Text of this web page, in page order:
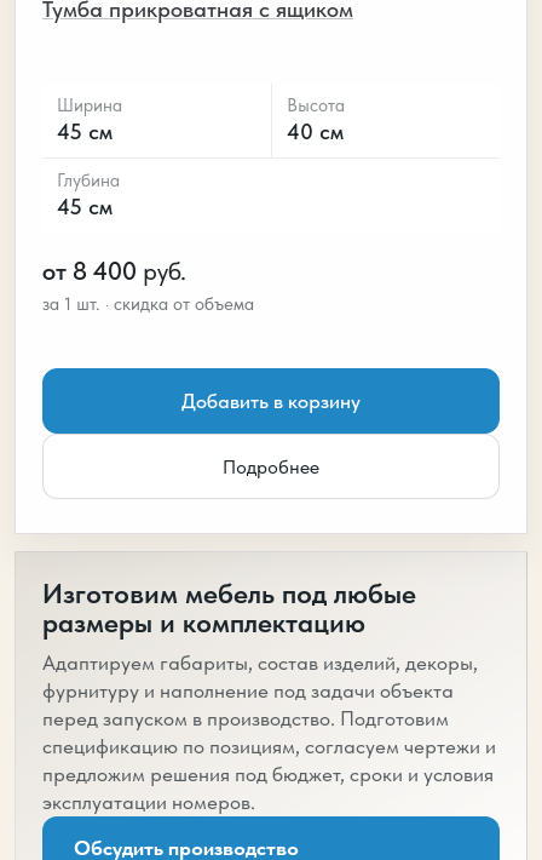
Тумба прикроватная с ящиком
Ширина
45 см
Высота
40 см
Глубина
45 см
от 8 400 руб.
Добавить в корзину
Подробнее
Изготовим мебель под любые
размеры и комплектацию
Адаптируем габариты, состав изделий, декоры,
фурнитуру и наполнение под задачи объекта
перед запуском в производство. Подготовим
спецификацию по позициям, согласуем чертежи и
предложим решения под бюджет, сроки и условия
эксплуатации номеров.
Обсудить производство